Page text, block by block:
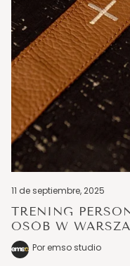
11 de septiembre, 2025
TRENING
OSÓB W
Por emso studio